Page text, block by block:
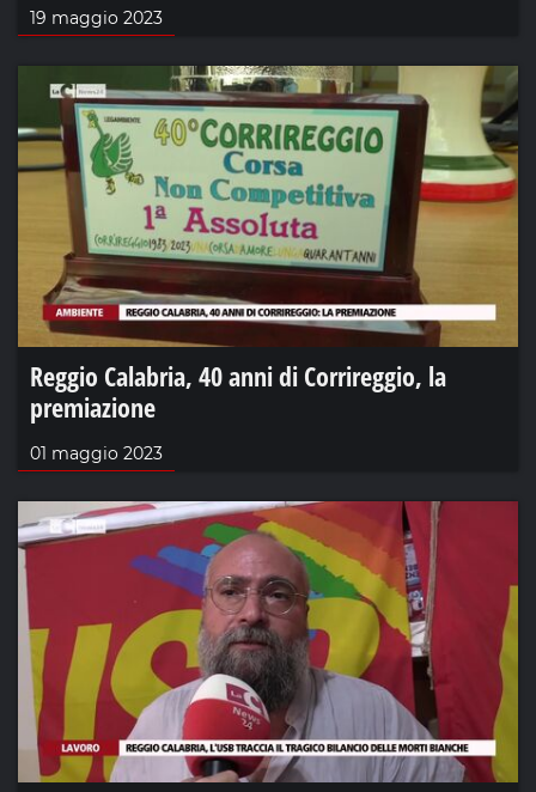
19 maggio 2023
Reggio Calabria, 40 anni di Corrireggio, la
premiazione
01 maggio 2023